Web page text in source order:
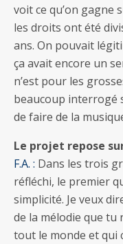
voit ce qu’on gagne
les droits ont été
ans. On pouvait
ça avait encore un
n’est pour les
beaucoup interrogé
de faire de la
Le projet repose
F.A. : Dans les trois
réfléchi, le premier
simplicité. Je veux
de la mélodie que tu
tout le monde et qui